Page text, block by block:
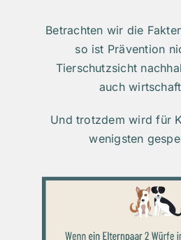
Betrachten wir die
so ist Prävention
Tierschutzsicht
auch
Und trotzdem wird für
wenigsten